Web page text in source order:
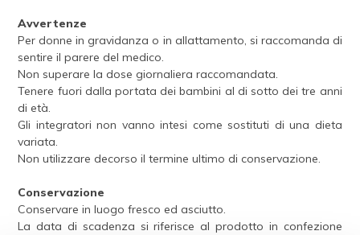
Avvertenze
Per donne in gravidanza o in allattamento, si raccomanda di
sentire il parere del medico.
Non superare la dose giornaliera raccomandata.
Tenere fuori dalla portata dei bambini al di sotto dei tre anni
di età.
Gli integratori non vanno intesi come sostituti di una dieta
variata.
Non utilizzare decorso il termine ultimo di conservazione.
Conservazione
Conservare in luogo fresco ed asciutto.
La data di scadenza si riferisce al prodotto in confezione